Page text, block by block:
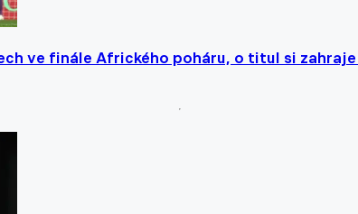
ve finále Afrického poháru, o titul si zahraje